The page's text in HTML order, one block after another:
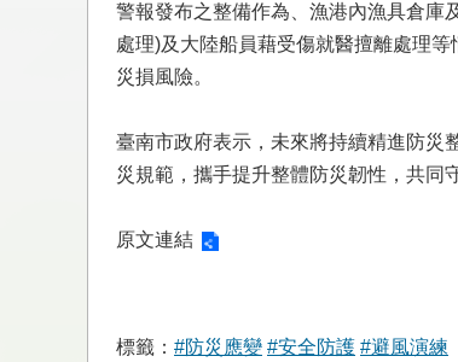
警報發布之整備作為、漁港內漁具倉庫
處理)及大陸船員藉受傷就醫擅離處理
災損風險。
臺南市政府表示，未來將持續精進防災
災規範，攜手提升整體防災韌性，共同
原文連結
標籤： #防災應變 #安全防護 #避風演練